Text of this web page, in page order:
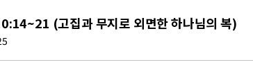
(고집과 무지로 외면한 하나님의 복)